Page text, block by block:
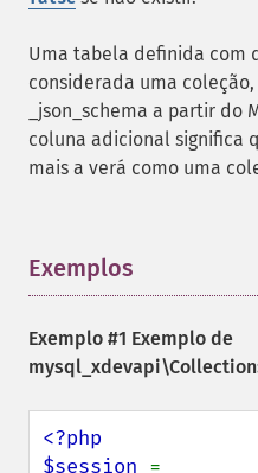
Uma tabela definida com
considerada uma
_json_schema a partir do
coluna adicional significa
mais a verá como uma
Exemplos
Exemplo #1 Exemplo de
<?php
$session